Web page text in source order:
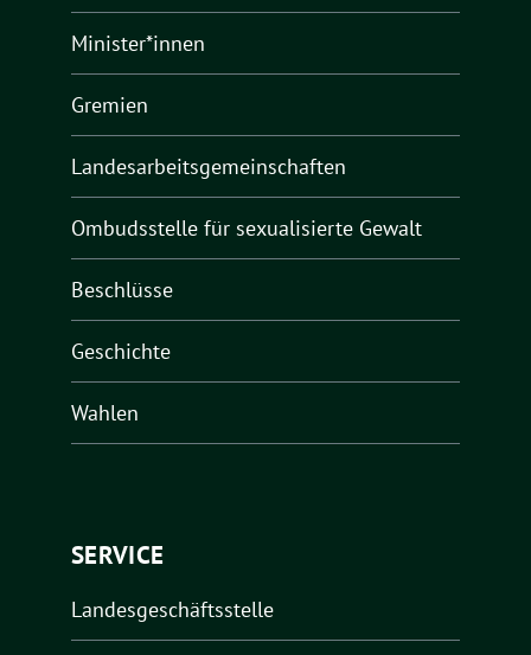
Minister*innen
Gremien
Landesarbeitsgemeinschaften
Ombudsstelle für sexualisierte Gewalt
Beschlüsse
Geschichte
Wahlen
SERVICE
Landesgeschäftsstelle